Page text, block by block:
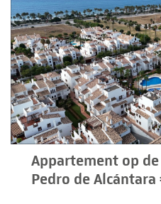
Appartement op
Pedro de